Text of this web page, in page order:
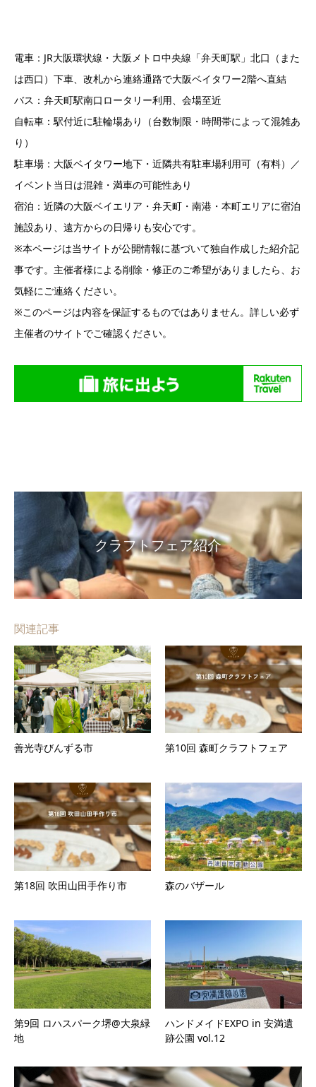
電車：JR大阪環状線・大阪メトロ中央線「弁天町駅」北口（また
は西口）下車、改札から連絡通路で大阪ベイタワー2階へ直結
バス：弁天町駅南口ロータリー利用、会場至近
自転車：駅付近に駐輪場あり（台数制限・時間帯によって混雑あ
り）
駐車場：大阪ベイタワー地下・近隣共有駐車場利用可（有料）／
イベント当日は混雑・満車の可能性あり
宿泊：近隣の大阪ベイエリア・弁天町・南港・本町エリアに宿泊
施設あり、遠方からの日帰りも安心です。
※本ページは当サイトが公開情報に基づいて独自作成した紹介記
事です。主催者様による削除・修正のご希望がありましたら、お
気軽にご連絡ください。
※このページは内容を保証するものではありません。詳しい必ず
主催者のサイトでご確認ください。
クラフトフェア紹介
関連記事
善光寺びんずる市 第10回 森町クラフトフェア
第18回 吹田山田手作り市 森のバザール
第9回 ロハスパーク堺@大泉緑
地
ハンドメイドEXPO in 安満遺
跡公園 vol.12